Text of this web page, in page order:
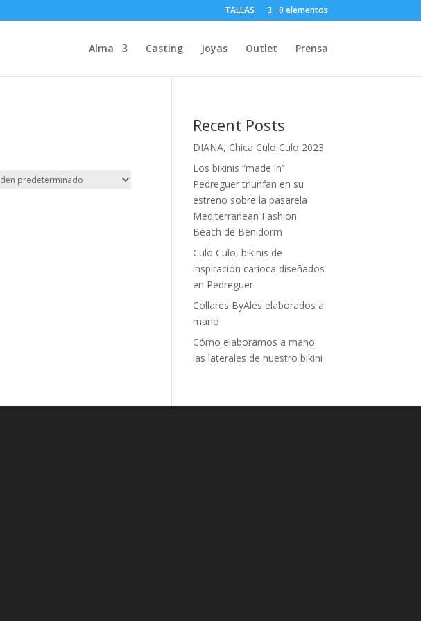
TALLAS 0 elementos
Alma Casting Joyas Outlet Prensa
Recent Posts
DIANA, Chica Culo Culo 2023
Los bikinis “made in”
Pedreguer triunfan en su
estreno sobre la pasarela
Mediterranean Fashion
Beach de Benidorm
Culo Culo, bikinis de
inspiración carioca diseñados
en Pedreguer
Collares ByAles elaborados a
mano
Cómo elaboramos a mano
las laterales de nuestro bikini